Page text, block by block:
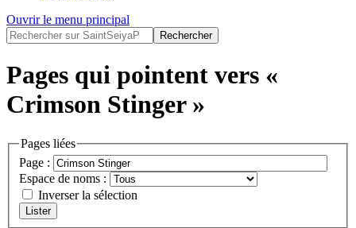
Ouvrir le menu principal
Pages qui pointent vers «
Crimson Stinger »
Pages liées
Page :
Espace de noms :
Inverser la sélection